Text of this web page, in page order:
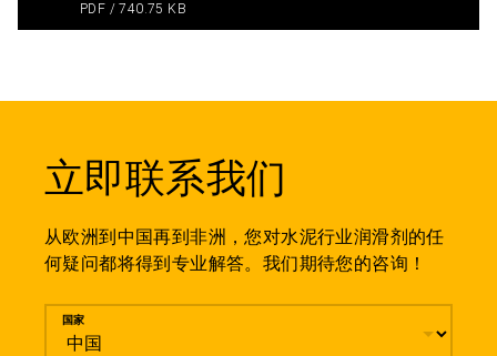
PDF / 740.75 KB
立即联系我们
从欧洲到中国再到非洲，您对水泥行业润滑剂的任
何疑问都将得到专业解答。我们期待您的咨询！
留言
国家